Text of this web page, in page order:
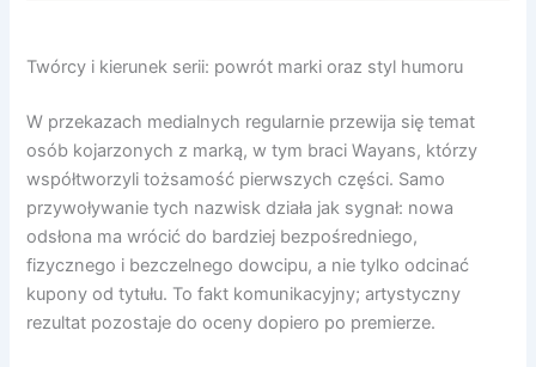
Twórcy i kierunek serii: powrót marki oraz styl humoru
W przekazach medialnych regularnie przewija się temat
osób kojarzonych z marką, w tym braci Wayans, którzy
współtworzyli tożsamość pierwszych części. Samo
przywoływanie tych nazwisk działa jak sygnał: nowa
odsłona ma wrócić do bardziej bezpośredniego,
fizycznego i bezczelnego dowcipu, a nie tylko odcinać
kupony od tytułu. To fakt komunikacyjny; artystyczny
rezultat pozostaje do oceny dopiero po premierze.